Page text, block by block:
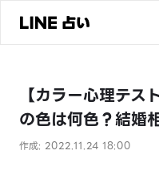
ユーザーの声
相談事例
【カラー心理テス
の色は何色？結婚
作成: 2022.11.24 18:00